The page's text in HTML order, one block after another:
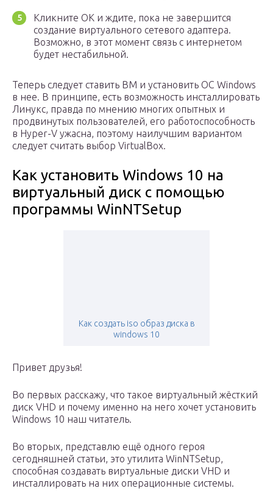
Кликните ОК и ждите, пока не завершится
создание виртуального сетевого адаптера.
Возможно, в этот момент связь с интернетом
будет нестабильной.
Теперь следует ставить ВМ и установить ОС Windows
в нее. В принципе, есть возможность инсталлировать
Линукс, правда по мнению многих опытных и
продвинутых пользователей, его работоспособность
в Hyper-V ужасна, поэтому наилучшим вариантом
следует считать выбор VirtualBox.
Как установить Windows 10 на
виртуальный диск с помощью
программы WinNTSetup
Как создать iso образ диска в
windows 10
Привет друзья!
Во первых расскажу, что такое виртуальный жёсткий
диск VHD и почему именно на него хочет установить
Windows 10 наш читатель.
Во вторых, представлю ещё одного героя
сегодняшней статьи, это утилита WinNTSetup,
способная создавать виртуальные диски VHD и
инсталлировать на них операционные системы.